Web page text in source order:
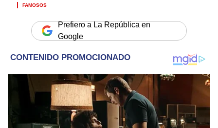
FAMOSOS
Prefiero a La República en
Google